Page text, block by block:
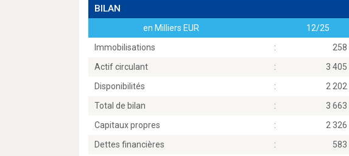
BILAN
en Milliers EUR 12/25
Immobilisations
: 258
Actif circulant
: 3 405
Disponibilités
: 2 202
Total de bilan
: 3 663
Capitaux propres
: 2 326
Dettes financières
: 583